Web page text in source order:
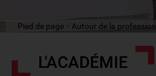
Pied de page Autour de la profession
L'ACADÉMIE